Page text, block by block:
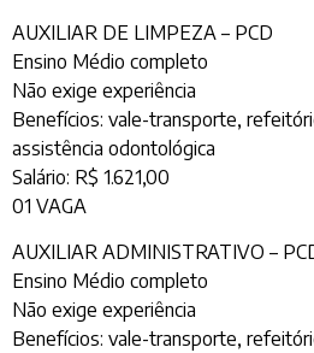
AUXILIAR DE LIMPEZA – PCD
Ensino Médio completo
Não exige experiência
Benefícios: vale-transporte,
assistência odontológica
Salário: R$ 1.621,00
01 VAGA
AUXILIAR ADMINISTRATIVO –
Ensino Médio completo
Não exige experiência
Benefícios: vale-transporte,